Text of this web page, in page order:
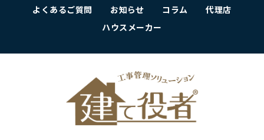
よくあるご質問
お知らせ コラム
代理店
ハウスメーカー